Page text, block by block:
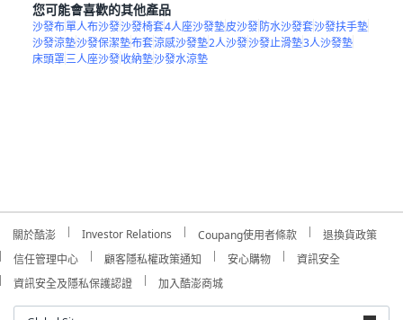
您可能會喜歡的其他產品
沙發布單人布沙發沙發椅套4人座沙發墊皮沙發防水沙發套沙發扶手墊
沙發涼墊沙發保潔墊布套涼感沙發墊2人沙發沙發止滑墊3人沙發墊
床頭罩三人座沙發收納墊沙發水涼墊
關於酷澎 Investor Relations Coupang使用者條款
退換貨政策
信任管理中心
顧客隱私權政策通知 安心購物
資訊安全
資訊安全及隱私保護認證
加入酷澎商城